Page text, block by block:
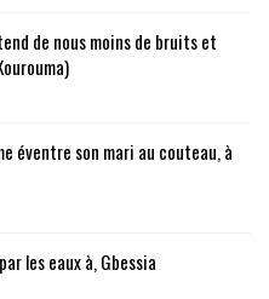
de nous moins de bruits et
éventre son mari au couteau, à
les eaux à, Gbessia